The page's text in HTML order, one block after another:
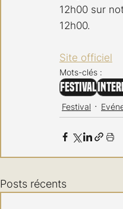
12h00 sur
12h00.
Site officiel
Mots-clés :
Festival
Festival
Posts récents